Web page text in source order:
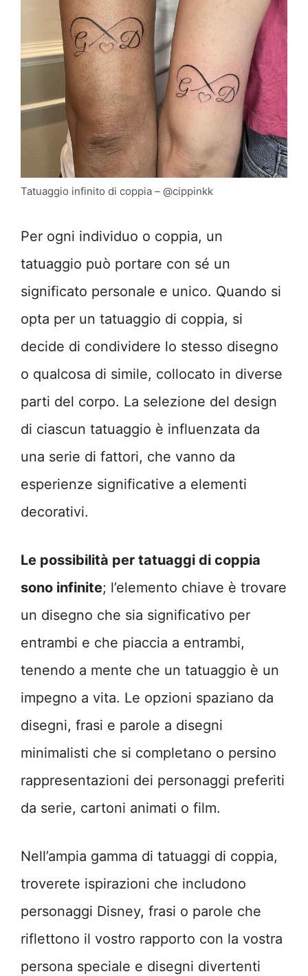
Tatuaggio infinito di coppia – @cippinkk
Per ogni individuo o coppia, un
tatuaggio può portare con sé un
significato personale e unico. Quando si
opta per un tatuaggio di coppia, si
decide di condividere lo stesso disegno
o qualcosa di simile, collocato in diverse
parti del corpo. La selezione del design
di ciascun tatuaggio è influenzata da
una serie di fattori, che vanno da
esperienze significative a elementi
decorativi.
Le possibilità per tatuaggi di coppia
sono infinite; l’elemento chiave è trovare
un disegno che sia significativo per
entrambi e che piaccia a entrambi,
tenendo a mente che un tatuaggio è un
impegno a vita. Le opzioni spaziano da
disegni, frasi e parole a disegni
minimalisti che si completano o persino
rappresentazioni dei personaggi preferiti
da serie, cartoni animati o film.
Nell’ampia gamma di tatuaggi di coppia,
troverete ispirazioni che includono
personaggi Disney, frasi o parole che
riflettono il vostro rapporto con la vostra
persona speciale e disegni divertenti